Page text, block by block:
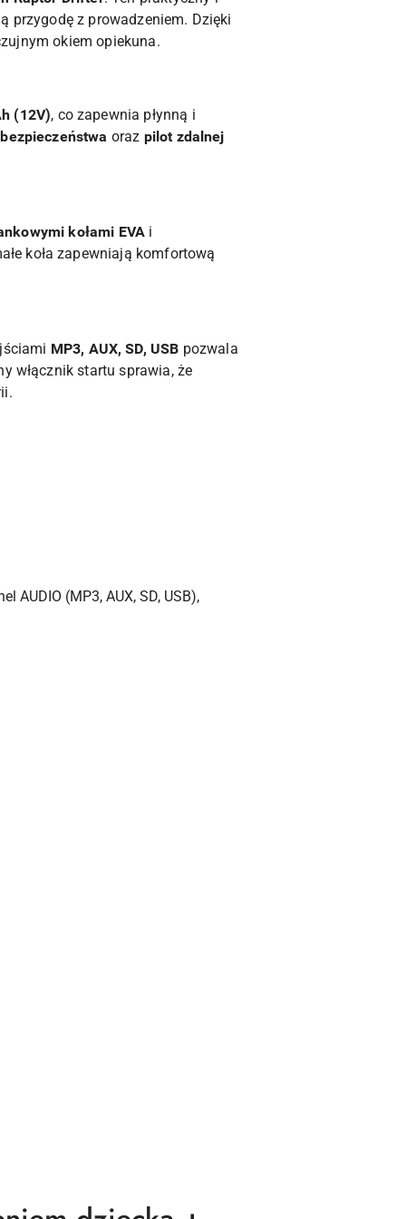
przygodę z prowadzeniem. Dzięki
okiem opiekuna.
(12V), co zapewnia płynną i
oraz pilot zdalnej
kołami EVA i
koła zapewniają komfortową
MP3, AUX, SD, USB pozwala
włącznik startu sprawia, że
AUDIO (MP3, AUX, SD, USB),